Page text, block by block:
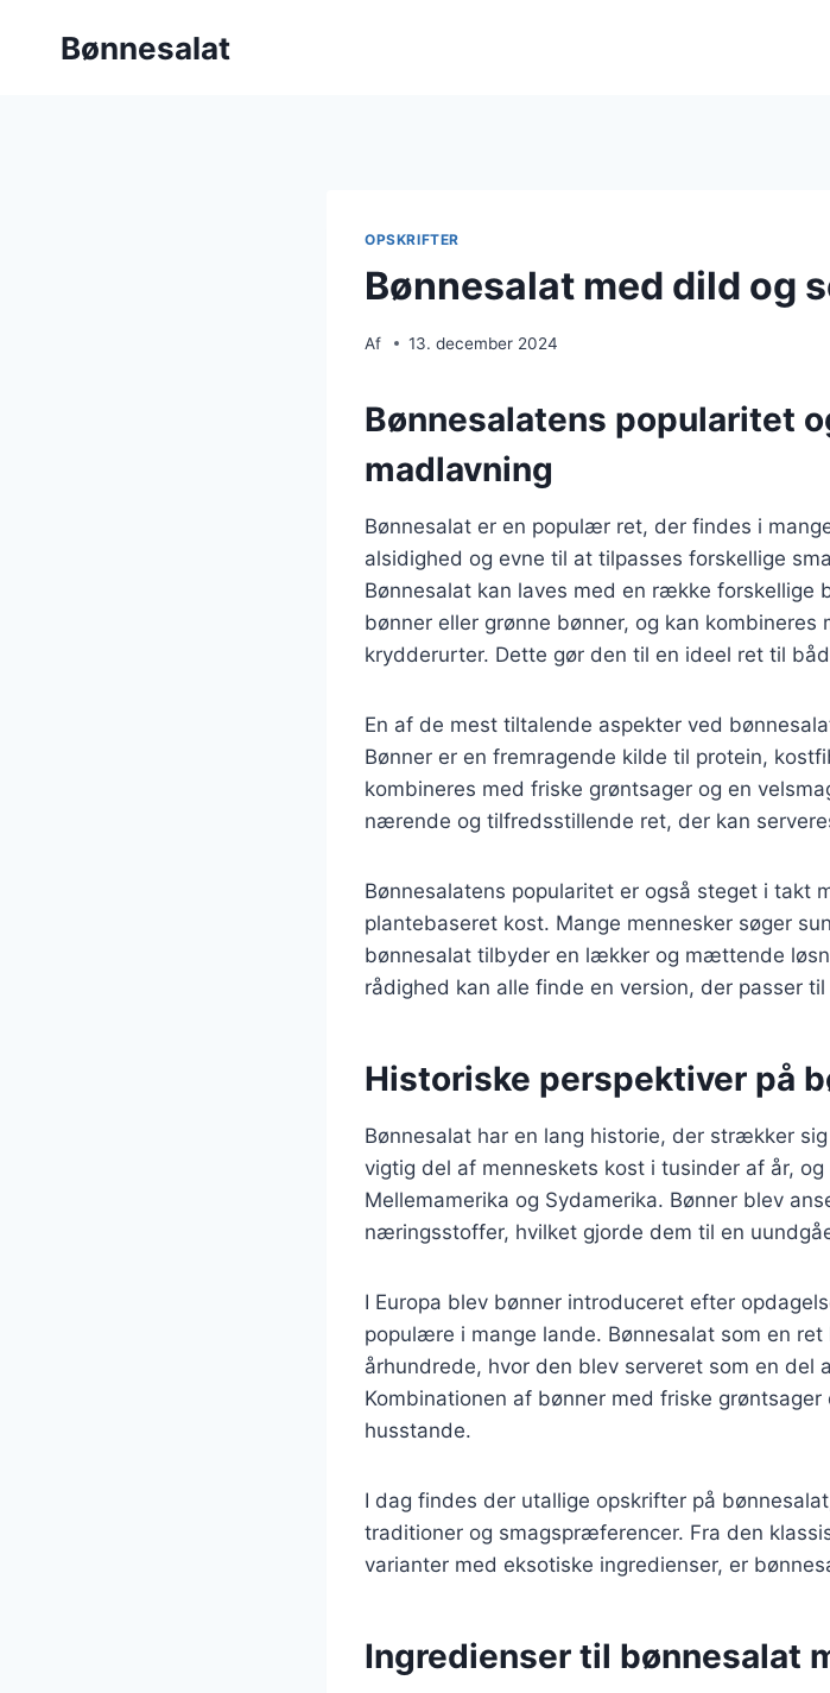
Bønnesalat
OPSKRIFTER
Bønnesalat med dild og
Af 13. december 2024
Bønnesalatens popularitet
madlavning
Bønnesalat er en populær ret, der findes i
alsidighed og evne til at tilpasses forskellige
Bønnesalat kan laves med en række forskellige
bønner eller grønne bønner, og kan
krydderurter. Dette gør den til en ideel ret til
En af de mest tiltalende aspekter ved
Bønner er en fremragende kilde til protein,
kombineres med friske grøntsager og en
nærende og tilfredsstillende ret, der kan
Bønnesalatens popularitet er også steget i takt
plantebaseret kost. Mange mennesker søger
bønnesalat tilbyder en lækker og mættende
rådighed kan alle finde en version, der passer
Historiske perspektiver på
Bønnesalat har en lang historie, der strækker
vigtig del af menneskets kost i tusinder af år,
Mellemamerika og Sydamerika. Bønner blev
næringsstoffer, hvilket gjorde dem til en
I Europa blev bønner introduceret efter
populære i mange lande. Bønnesalat som en
århundrede, hvor den blev serveret som en del
Kombinationen af bønner med friske
husstande.
I dag findes der utallige opskrifter på
traditioner og smagspræferencer. Fra den
varianter med eksotiske ingredienser, er
Ingredienser til bønnesalat